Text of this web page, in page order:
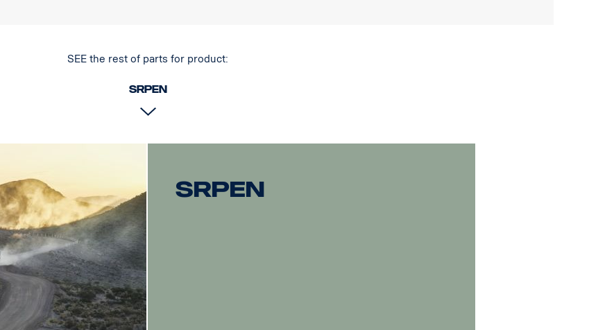
Třída krytí IP: IP68, třída vibrací: 15.6G
Výška: 95,25 mm, hloubka: 84,07 mm, šířka: 282 mm
Hrubý světelný tok: 9 504 lm, efektivní světelný tok: 6 660 lm
Obraz světla: 10° Spot
SEE the rest of parts for product:
srpen
srpen